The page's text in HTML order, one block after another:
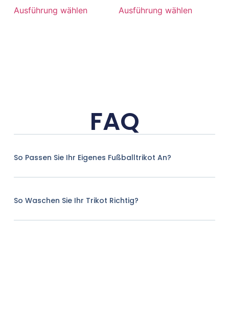
Ausführung wählen Ausführung wählen
FAQ
So Passen Sie Ihr Eigenes Fußballtrikot An?
So Waschen Sie Ihr Trikot Richtig?